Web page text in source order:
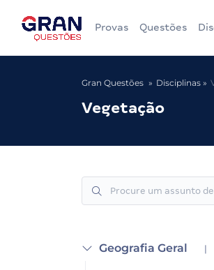
Provas Questões
Gran Questões Disciplinas
Vegetação
Geografia Geral |